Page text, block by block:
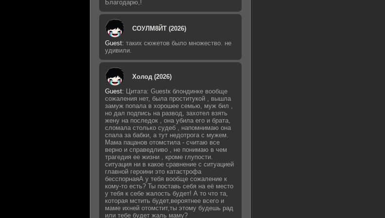
Благодарю,!
СОУЛМ8ЙТ (2026)
Guest: таких сюжетов было множество. не
удивили.
Холод (2026)
Guest: Цитата: Guestк блондинке вообще
сожаления нет, была проститукой , вышла
замуж попала в хорошее семью, муж бил ,
но дал подпись на развод, захотел взять
жену на последок , она убила его и брата,
сломала столько судеб , напомнимаю она
спала за бабки, а тут недотрога с мужем.
Мама пацанов отомстила - считаю все
верно и справедливо , не понимаю в чем
трагедия ее жизни , кроме глупости.
ситуация ни в какое сравнение с ситуацией
главной героини это катастрофа
бесспорнаяА у тебя вообще сожаление к
кому-то есть? Ты поставь себя на её место
у тебя к себе жалость будет! А то что та,
которая мстить будет,вероятнее всего и
маме ихней отомстит,ты этому будешь рад
или тебе будет жаль маму?